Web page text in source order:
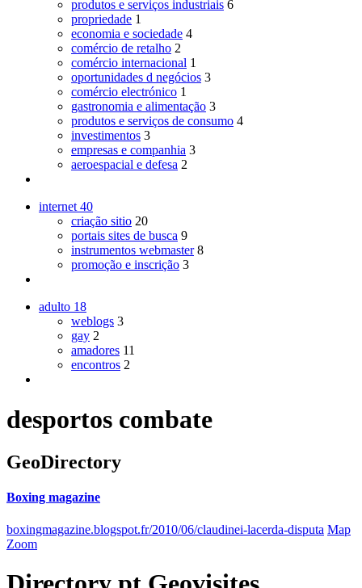
produtos e serviços industriais 6
propriedade 1
economia e sociedade 4
comércio de retalho 2
comércio internacional 1
oportunidades d negócios 3
comércio electrónico 1
gastronomia e alimentação 3
produtos e serviços de consumo 4
investimentos 3
empresas e companhia 3
aeroespacial e defesa 2
internet 40
criação sitio 20
portais sites de busca 9
instrumentos webmaster 8
promoção e inscrição 3
adulto 18
weblogs 3
gay 2
amadores 11
encontros 2
desportos combate
GeoDirectory
Boxing magazine
boxingmagazine.blogspot.fr/2010/06/claudinei-lacerda-disputa Map
Zoom